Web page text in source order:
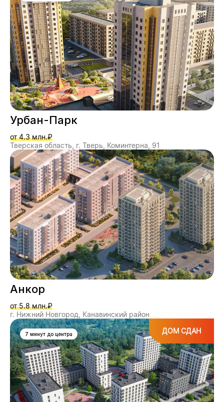
Урбан-Парк
от 4.3 млн.₽
Тверская область, г. Тверь, Коминтерна, 91
Анкор
от 5.8 млн.₽
г. Нижний Новгород, Канавинский район
7 минут до центра ДОМ СДАН